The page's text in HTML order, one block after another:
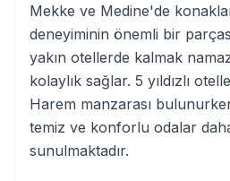
Mekke ve Medine'de
deneyiminin önemli bir
yakın otellerde kalmak
kolaylık sağlar. 5 yıldızlı
Harem manzarası
temiz ve konforlu odalar
sunulmaktadır.